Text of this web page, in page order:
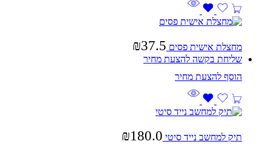
מחצלת אישית פסים ₪37.5
שליחת בקשה להצעת מחיר
תיק למחשב נייד סיטי ₪180.0